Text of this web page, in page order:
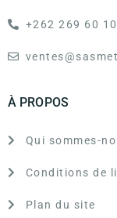
+262 269 60
À PROPOS
Qui sommes-
Conditions de
Plan du site